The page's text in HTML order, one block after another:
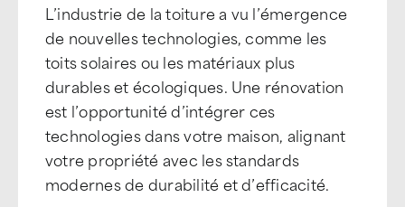
L’industrie de la toiture a vu l’émergence
de nouvelles technologies, comme les
toits solaires ou les matériaux plus
durables et écologiques. Une rénovation
est l’opportunité d’intégrer ces
technologies dans votre maison, alignant
votre propriété avec les standards
modernes de durabilité et d’efficacité.